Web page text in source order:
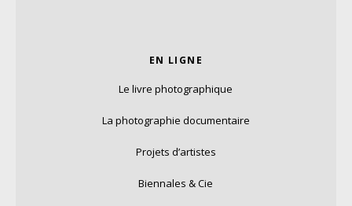
EN LIGNE
Le livre photographique
La photographie documentaire
Projets d’artistes
Biennales & Cie